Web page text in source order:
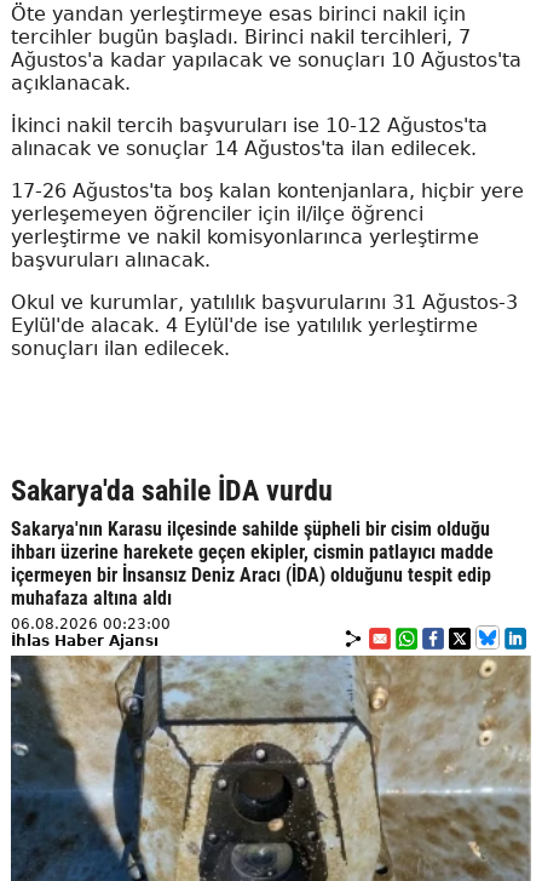
Öte yandan yerleştirmeye esas birinci nakil için
tercihler bugün başladı. Birinci nakil tercihleri, 7
Ağustos'a kadar yapılacak ve sonuçları 10 Ağustos'ta
açıklanacak.
İkinci nakil tercih başvuruları ise 10-12 Ağustos'ta
alınacak ve sonuçlar 14 Ağustos'ta ilan edilecek.
17-26 Ağustos'ta boş kalan kontenjanlara, hiçbir yere
yerleşemeyen öğrenciler için il/ilçe öğrenci
yerleştirme ve nakil komisyonlarınca yerleştirme
başvuruları alınacak.
Okul ve kurumlar, yatılılık başvurularını 31 Ağustos-3
Eylül'de alacak. 4 Eylül'de ise yatılılık yerleştirme
sonuçları ilan edilecek.
Sakarya'da sahile İDA vurdu
Sakarya'nın Karasu ilçesinde sahilde şüpheli bir cisim olduğu
ihbarı üzerine harekete geçen ekipler, cismin patlayıcı madde
içermeyen bir İnsansız Deniz Aracı (İDA) olduğunu tespit edip
muhafaza altına aldı
06.08.2026 00:23:00
İhlas Haber Ajansı